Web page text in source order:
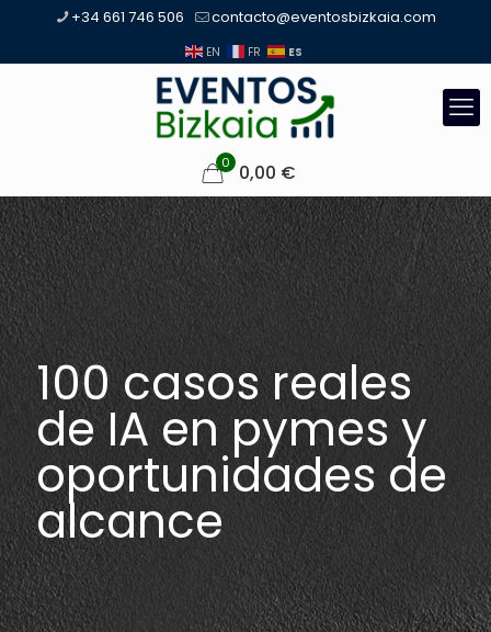
+34 661 746 506 contacto@eventosbizkaia.com
EN FR ES
0 0,00 €
100 casos reales
de IA en pymes y
oportunidades de
alcance